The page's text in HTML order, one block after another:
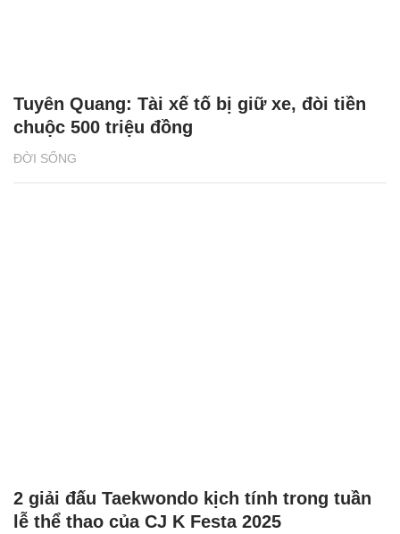
ĐỜI SỐNG
Tuyên Quang: Tài xế tố bị giữ xe, đòi tiền
chuộc 500 triệu đồng
2 giải đấu Taekwondo kịch tính trong tuần
lễ thể thao của CJ K Festa 2025